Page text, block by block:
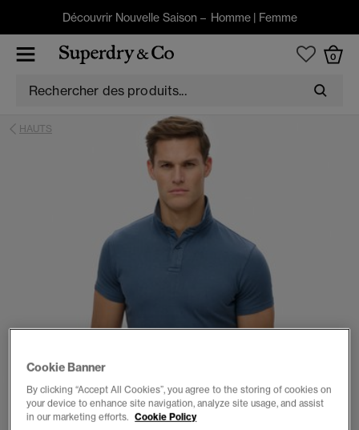
Découvrir Nouvelle Saison – Homme| Femme
0
HAUTS
Cookie Banner
By clicking “Accept All Cookies”, you agree to the storing of cookies on
your device to enhance site navigation, analyze site usage, and assist
in our marketing efforts. Cookie Policy